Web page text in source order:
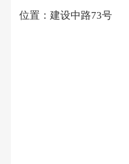
位置：建设中路73号